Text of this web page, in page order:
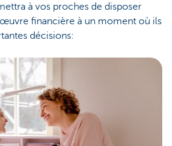
à vos proches de disposer
financière à un moment où ils
décisions: